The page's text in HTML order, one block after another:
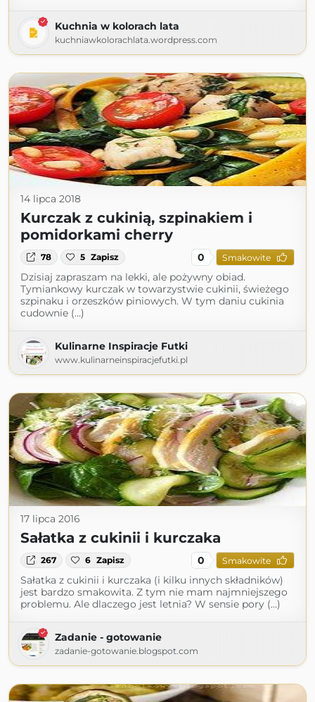
Kuchnia w kolorach lata
kuchniawkolorachlata.wordpress.com
14 lipca 2018
Kurczak z cukinią, szpinakiem i
pomidorkami cherry
78 5 Zapisz 0 Smakowite
Dzisiaj zapraszam na lekki, ale pożywny obiad.
Tymiankowy kurczak w towarzystwie cukinii, świeżego
szpinaku i orzeszków piniowych. W tym daniu cukinia
cudownie (...)
Kulinarne Inspiracje Futki
www.kulinarneinspiracjefutki.pl
17 lipca 2016
Sałatka z cukinii i kurczaka
267 6 Zapisz 0 Smakowite
Sałatka z cukinii i kurczaka (i kilku innych składników)
jest bardzo smakowita. Z tym nie mam najmniejszego
problemu. Ale dlaczego jest letnia? W sensie pory (...)
Zadanie - gotowanie
zadanie-gotowanie.blogspot.com